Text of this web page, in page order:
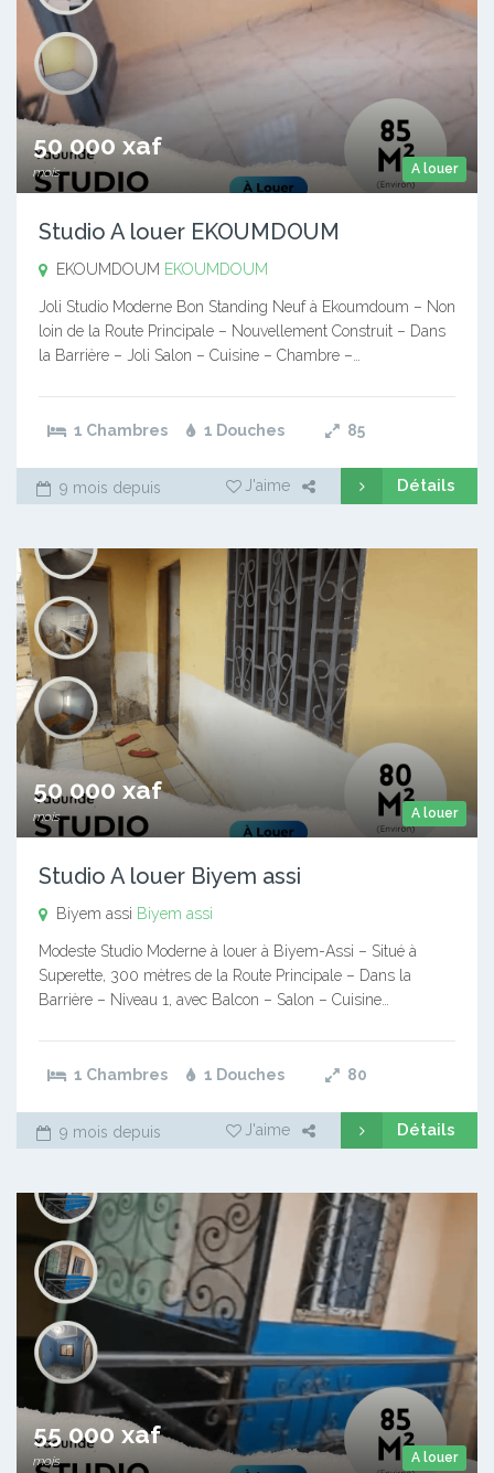
A louer
50 000 xaf
mois
Studio A louer EKOUMDOUM
EKOUMDOUM EKOUMDOUM
Joli Studio Moderne Bon Standing Neuf à Ekoumdoum – Non
loin de la Route Principale – Nouvellement Construit – Dans
la Barrière – Joli Salon – Cuisine – Chambre –…
1 Chambres 1 Douches 85
9 mois depuis J'aime Détails
A louer
50 000 xaf
mois
Studio A louer Biyem assi
Biyem assi Biyem assi
Modeste Studio Moderne à louer à Biyem-Assi – Situé à
Superette, 300 mètres de la Route Principale – Dans la
Barrière – Niveau 1, avec Balcon – Salon – Cuisine…
1 Chambres 1 Douches 80
9 mois depuis J'aime Détails
A louer
55 000 xaf
mois